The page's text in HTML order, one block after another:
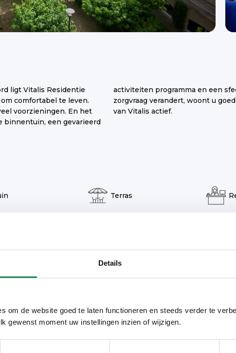
Details
om de website goed te laten functioneren en steeds verder te
gewenst moment uw instellingen inzien of wijzigen.
ligt Vitalis Residentie
comfortabel te leven.
voorzieningen. En het
binnentuin, een gevarieerd
Ook als uw
Er is een zorgteam
van Vitalis actief.
Terras
Markt, een winkelgebied met
Al uw boodschappen doet u dus om de
via de uitvalswegen of met het
Wilt